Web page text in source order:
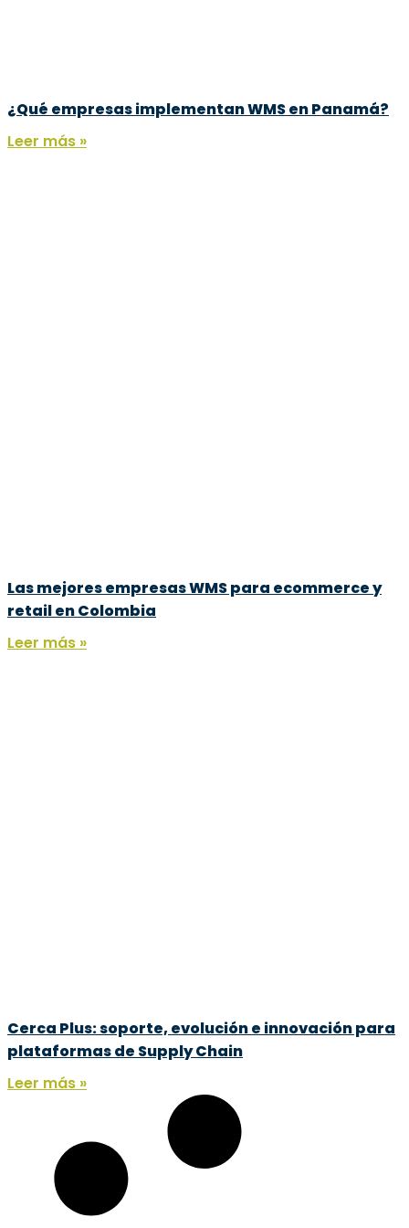
¿Qué empresas implementan WMS en Panamá?
Leer más »
Las mejores empresas WMS para ecommerce y
retail en Colombia
Leer más »
Cerca Plus: soporte, evolución e innovación para
plataformas de Supply Chain
Leer más »